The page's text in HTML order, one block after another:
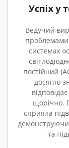
Успіх у
Ведучий
проблемами
системах
постійний
досягло
щорічно.
сприяла
демонструючи
та